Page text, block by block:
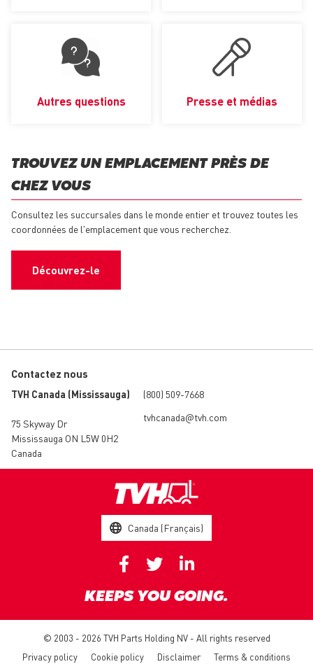
Autres questions Presse et médias
TROUVEZ UN EMPLACEMENT PRÈS DE
CHEZ VOUS
Consultez les succursales dans le monde entier et trouvez toutes les
coordonnées de l'emplacement que vous recherchez.
Découvrez-le
Contactez nous
TVH Canada (Mississauga)
75 Skyway Dr
Mississauga ON L5W 0H2
Canada
(800) 509-7668
tvhcanada@tvh.com
Canada (Français)
KEEPS YOU GOING.
© 2003 - 2026 TVH Parts Holding NV - All rights reserved
Privacy policy
Cookie policy Disclaimer Terms & conditions